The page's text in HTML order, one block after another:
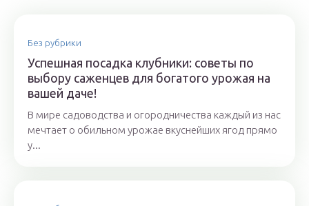
Без рубрики
Успешная посадка клубники: советы по
выбору саженцев для богатого урожая на
вашей даче!
В мире садоводства и огородничества каждый из нас
мечтает о обильном урожае вкуснейших ягод прямо
у...